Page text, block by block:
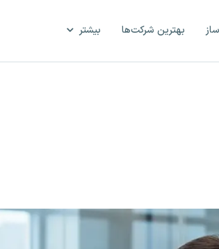
بهترین شرکت‌ها بیشتر